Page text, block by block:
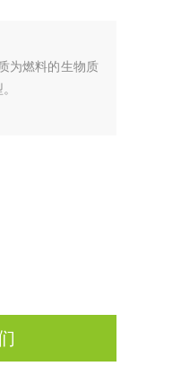
为燃料的生物质